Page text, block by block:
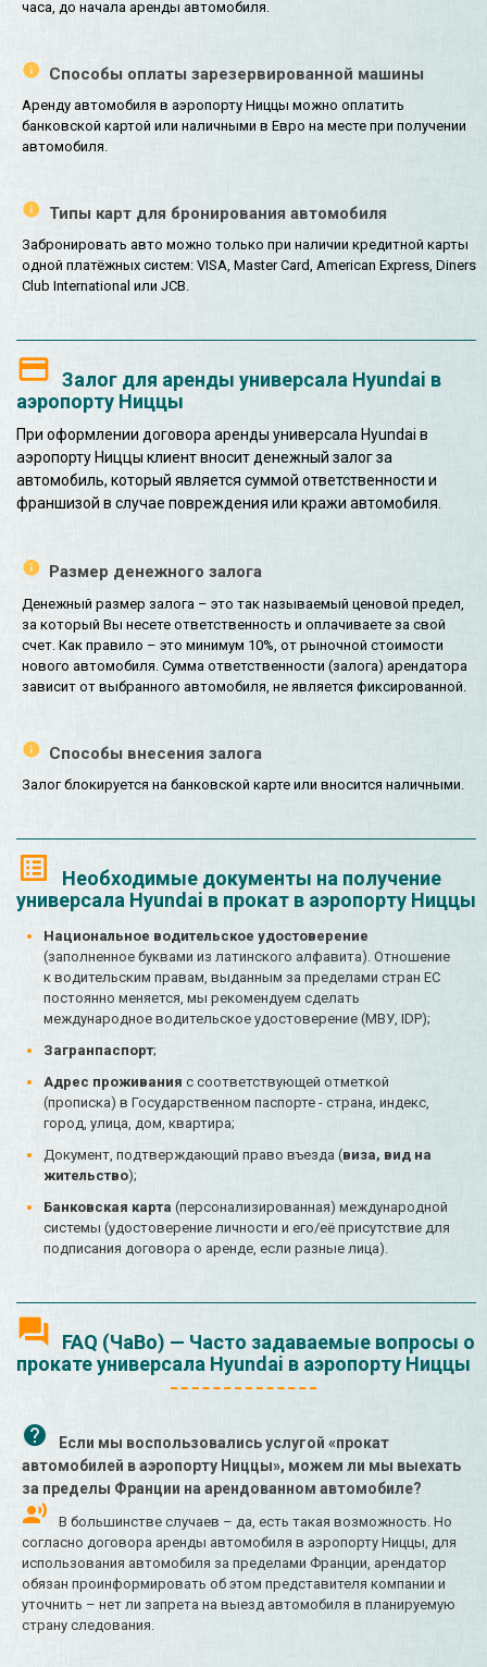
часа, до начала аренды автомобиля.
Способы оплаты зарезервированной машины
Аренду автомобиля в аэропорту Ниццы можно оплатить
банковской картой или наличными в Евро на месте при получении
автомобиля.
Типы карт для бронирования автомобиля
Забронировать авто можно только при наличии кредитной карты
одной платёжных систем: VISA, Master Card, American Express, Diners
Club International или JCB.
Залог для аренды универсала Hyundai в
аэропорту Ниццы
При оформлении договора аренды универсала Hyundai в
аэропорту Ниццы клиент вносит денежный залог за
автомобиль, который является суммой ответственности и
франшизой в случае повреждения или кражи автомобиля.
Размер денежного залога
Денежный размер залога – это так называемый ценовой предел,
за который Вы несете ответственность и оплачиваете за свой
счет. Как правило – это минимум 10%, от рыночной стоимости
нового автомобиля. Сумма ответственности (залога) арендатора
зависит от выбранного автомобиля, не является фиксированной.
Способы внесения залога
Залог блокируется на банковской карте или вносится наличными.
Необходимые документы на получение
универсала Hyundai в прокат в аэропорту Ниццы
Национальное водительское удостоверение
(заполненное буквами из латинского алфавита). Отношение
к водительским правам, выданным за пределами стран ЕС
постоянно меняется, мы рекомендуем сделать
международное водительское удостоверение (МВУ, IDP);
Загранпаспорт;
Адрес проживания с соответствующей отметкой
(прописка) в Государственном паспорте - страна, индекс,
город, улица, дом, квартира;
Документ, подтверждающий право въезда (виза, вид на
жительство);
Банковская карта (персонализированная) международной
системы (удостоверение личности и его/её присутствие для
подписания договора о аренде, если разные лица).
FAQ (ЧаВо) — Часто задаваемые вопросы о
прокате универсала Hyundai в аэропорту Ниццы
Если мы воспользовались услугой «прокат
автомобилей в аэропорту Ниццы», можем ли мы выехать
за пределы Франции на арендованном автомобиле?
В большинстве случаев – да, есть такая возможность. Но
согласно договора аренды автомобиля в аэропорту Ниццы, для
использования автомобиля за пределами Франции, арендатор
обязан проинформировать об этом представителя компании и
уточнить – нет ли запрета на выезд автомобиля в планируемую
страну следования.